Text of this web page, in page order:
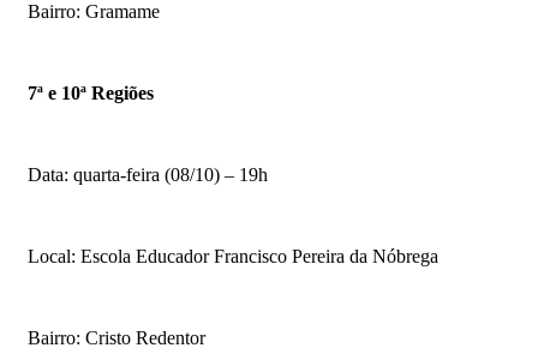
Bairro: Gramame
7ª e 10ª Regiões
Data: quarta-feira (08/10) – 19h
Local: Escola Educador Francisco Pereira da Nóbrega
Bairro: Cristo Redentor